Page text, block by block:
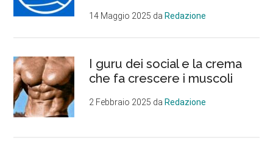
14 Maggio 2025 daRedazione
I guru dei social e la crema
che fa crescere i muscoli
2 Febbraio 2025 daRedazione